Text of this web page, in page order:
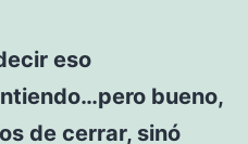
eso
bueno,
de cerrar, sinó